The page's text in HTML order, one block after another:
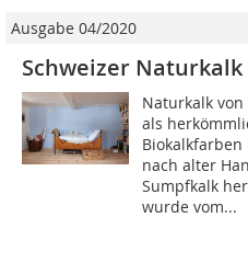
Ausgabe 04/2020
Schweizer Naturkalk
Naturkalk
als
nach alter
Sumpfkalk
wurde vom...